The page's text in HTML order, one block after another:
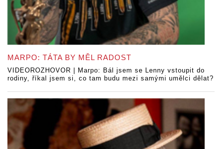
MARPO: TÁTA BY MĚL RADOST
VIDEOROZHOVOR | Marpo: Bál jsem se Lenny vstoupit do
rodiny, říkal jsem si, co tam budu mezi samými umělci dělat?